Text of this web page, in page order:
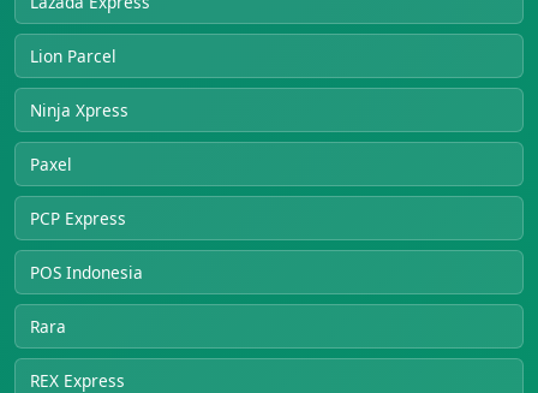
Lion Parcel
Ninja Xpress
Paxel
PCP Express
POS Indonesia
Rara
REX Express